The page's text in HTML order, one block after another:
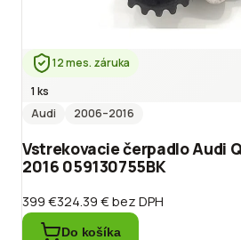
12 mes. záruka
1 ks
Audi
2006–2016
Vstrekovacie čerpadlo Audi
2016 059130755BK
399 €324.39 €bez DPH
Do košíka